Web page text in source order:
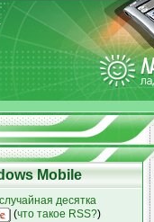
Mobile
случайная десятка
(что такое RSS?)